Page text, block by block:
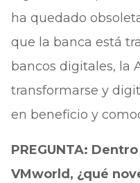
ha quedado
que la banca está
bancos digitales, la
transformarse y
en beneficio y
PREGUNTA:
VMworld, ¿qué